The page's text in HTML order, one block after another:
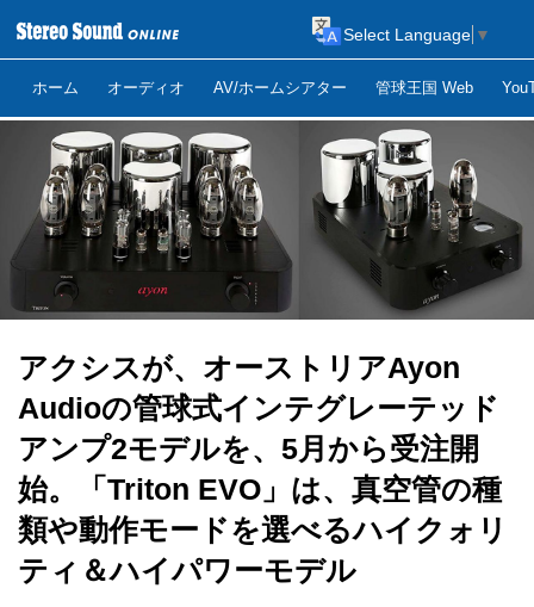
ホーム オーディオ AV/ホームシアター 管球王国 Web
Select Language ▼
アクシスが、オーストリアAyon
Audioの管球式インテグレーテッド
アンプ2モデルを、5月から受注開
始。「Triton EVO」は、真空管の種
類や動作モードを選べるハイクォリ
ティ＆ハイパワーモデル